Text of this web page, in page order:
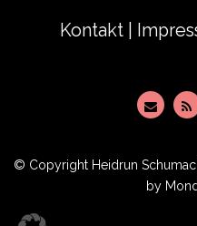
Kontakt
© Copyright Heidrun
by